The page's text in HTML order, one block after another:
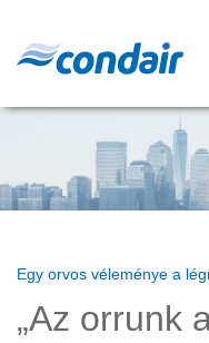
Egy orvos véleménye a
„Az orrunk